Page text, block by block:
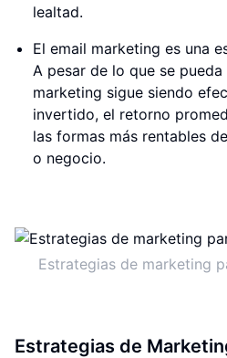
lealtad.
El email marketing es una
A pesar de lo que se pueda
marketing sigue siendo
invertido, el retorno
las formas más rentables
o negocio.
Estrategias de marketing
Estrategias de